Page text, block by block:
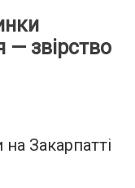
— звірство
Закарпатті